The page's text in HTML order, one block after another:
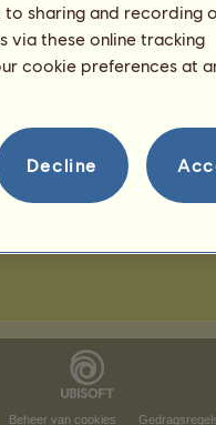
Beheer van cookies
sharing and recording
via these online tracking
cookie preferences at
Decline